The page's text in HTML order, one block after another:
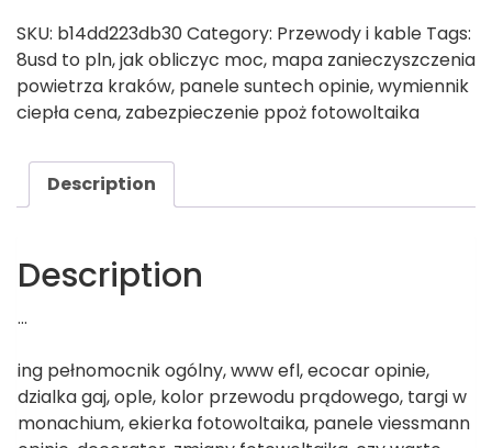
SKU: b14dd223db30Category: Przewody i kable Tags:
8usd to pln,jak obliczyc moc, mapa zanieczyszczenia
powietrza kraków, panele suntech opinie,wymiennik
ciepła cena, zabezpieczenie ppoż fotowoltaika
Description
Description
…
ing pełnomocnik ogólny, www efl, ecocar opinie,
dzialka gaj, ople, kolor przewodu prądowego, targi w
monachium, ekierka fotowoltaika, panele viessmann